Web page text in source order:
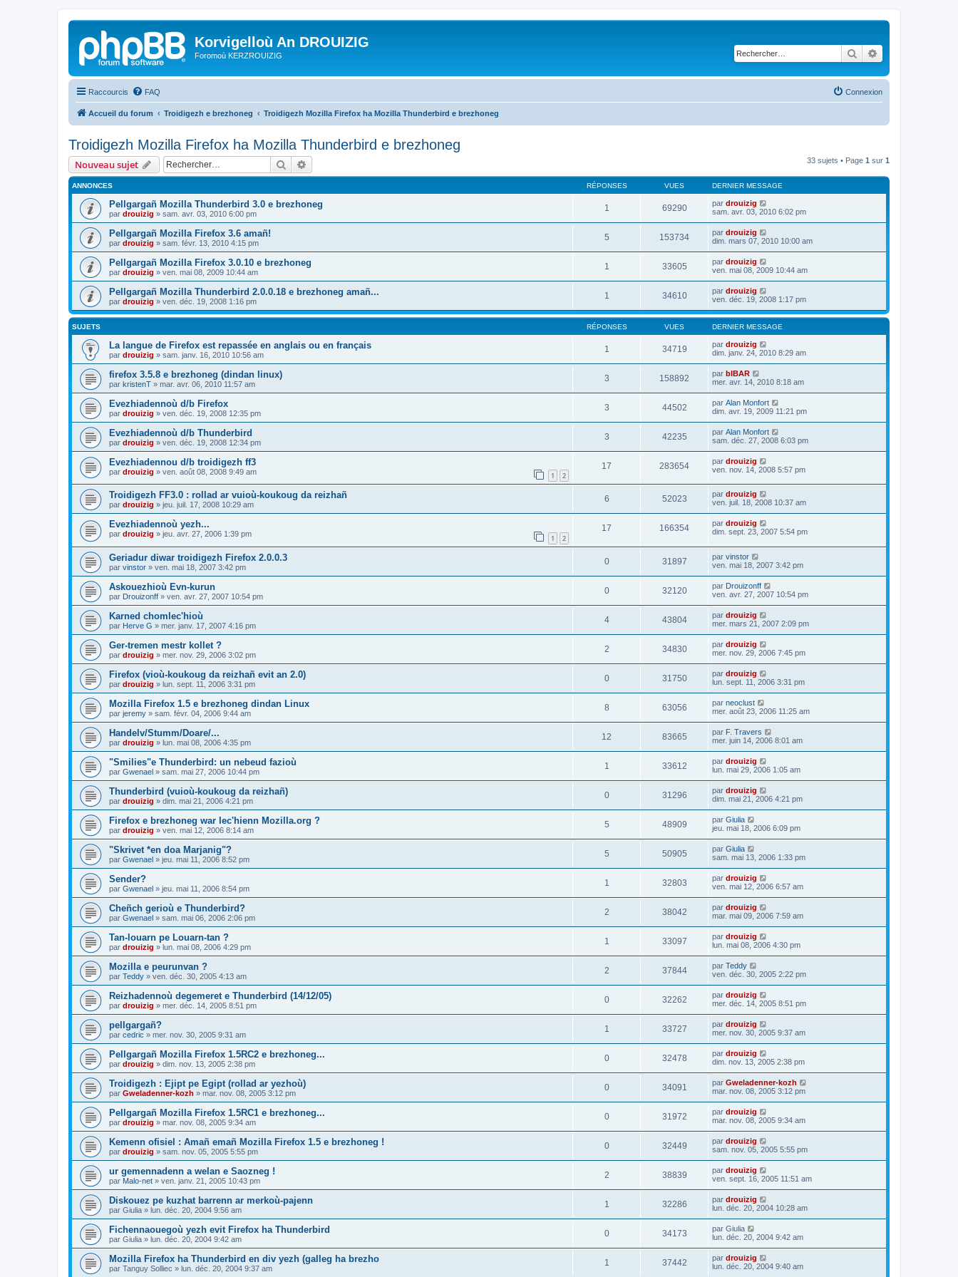
Korvigelloù An DROUIZIG
Foromoù KERZROUIZIG Rechercher
Raccourcis FAQ Connexion
Accueil du forum Troidigezh e brezhoneg Troidigezh Mozilla Firefox ha Mozilla Thunderbird e brezhoneg
Troidigezh Mozilla Firefox ha Mozilla Thunderbird e brezhoneg
Nouveau sujet Rechercher 33 sujets • Page 1 sur 1
ANNONCES RÉPONSES VUES DERNIER MESSAGE
Pellgargañ Mozilla Thunderbird 3.0 e brezhoneg
par drouizig » sam. avr. 03, 2010 6:00 pm
1 69290 par drouizig
sam. avr. 03, 2010 6:02 pm
Pellgargañ Mozilla Firefox 3.6 amañ!
par drouizig » sam. févr. 13, 2010 4:15 pm
5 153734 par drouizig
dim. mars 07, 2010 10:00 am
Pellgargañ Mozilla Firefox 3.0.10 e brezhoneg
par drouizig » ven. mai 08, 2009 10:44 am
1 33605 par drouizig
ven. mai 08, 2009 10:44 am
Pellgargañ Mozilla Thunderbird 2.0.0.18 e brezhoneg amañ...
par drouizig » ven. déc. 19, 2008 1:16 pm
1 34610 par drouizig
ven. déc. 19, 2008 1:17 pm
SUJETS RÉPONSES VUES DERNIER MESSAGE
La langue de Firefox est repassée en anglais ou en français
par drouizig » sam. janv. 16, 2010 10:56 am
1 34719 par drouizig
dim. janv. 24, 2010 8:29 am
firefox 3.5.8 e brezhoneg (dindan linux)
par kristenT » mar. avr. 06, 2010 11:57 am
3 158892 par bIBAR
mer. avr. 14, 2010 8:18 am
Evezhiadennoù d/b Firefox
par drouizig » ven. déc. 19, 2008 12:35 pm
3 44502 par Alan Monfort
dim. avr. 19, 2009 11:21 pm
Evezhiadennoù d/b Thunderbird
par drouizig » ven. déc. 19, 2008 12:34 pm
3 42235 par Alan Monfort
sam. déc. 27, 2008 6:03 pm
Evezhiadennou d/b troidigezh ff3
par drouizig » ven. août 08, 2008 9:49 am 1 2
17 283654 par drouizig
ven. nov. 14, 2008 5:57 pm
Troidigezh FF3.0 : rollad ar vuioù-koukoug da reizhañ
par drouizig » jeu. juil. 17, 2008 10:29 am
6 52023 par drouizig
ven. juil. 18, 2008 10:37 am
Evezhiadennoù yezh...
par drouizig » jeu. avr. 27, 2006 1:39 pm 1 2
17 166354 par drouizig
dim. sept. 23, 2007 5:54 pm
Geriadur diwar troidigezh Firefox 2.0.0.3
par vinstor » ven. mai 18, 2007 3:42 pm
0 31897 par vinstor
ven. mai 18, 2007 3:42 pm
Askouezhioù Evn-kurun
par Drouizonff » ven. avr. 27, 2007 10:54 pm
0 32120 par Drouizonff
ven. avr. 27, 2007 10:54 pm
Karned chomlec'hioù
par Herve G » mer. janv. 17, 2007 4:16 pm
4 43804 par drouizig
mer. mars 21, 2007 2:09 pm
Ger-tremen mestr kollet ?
par drouizig » mer. nov. 29, 2006 3:02 pm
2 34830 par drouizig
mer. nov. 29, 2006 7:45 pm
Firefox (vioù-koukoug da reizhañ evit an 2.0)
par drouizig » lun. sept. 11, 2006 3:31 pm
0 31750 par drouizig
lun. sept. 11, 2006 3:31 pm
Mozilla Firefox 1.5 e brezhoneg dindan Linux
par jeremy » sam. févr. 04, 2006 9:44 am
8 63056 par neoclust
mer. août 23, 2006 11:25 am
Handelv/Stumm/Doare/...
par drouizig » lun. mai 08, 2006 4:35 pm
12 83665 par F. Travers
mer. juin 14, 2006 8:01 am
"Smilies"e Thunderbird: un nebeud fazioù
par Gwenael » sam. mai 27, 2006 10:44 pm
1 33612 par drouizig
lun. mai 29, 2006 1:05 am
Thunderbird (vuioù-koukoug da reizhañ)
par drouizig » dim. mai 21, 2006 4:21 pm
0 31296 par drouizig
dim. mai 21, 2006 4:21 pm
Firefox e brezhoneg war lec'hienn Mozilla.org ?
par drouizig » ven. mai 12, 2006 8:14 am
5 48909 par Giulia
jeu. mai 18, 2006 6:09 pm
"Skrivet *en doa Marjanig"?
par Gwenael » jeu. mai 11, 2006 8:52 pm
5 50905 par Giulia
sam. mai 13, 2006 1:33 pm
Sender?
par Gwenael » jeu. mai 11, 2006 8:54 pm
1 32803 par drouizig
ven. mai 12, 2006 6:57 am
Cheñch gerioù e Thunderbird?
par Gwenael » sam. mai 06, 2006 2:06 pm
2 38042 par drouizig
mar. mai 09, 2006 7:59 am
Tan-louarn pe Louarn-tan ?
par drouizig » lun. mai 08, 2006 4:29 pm
1 33097 par drouizig
lun. mai 08, 2006 4:30 pm
Mozilla e peurunvan ?
par Teddy » ven. déc. 30, 2005 4:13 am
2 37844 par Teddy
ven. déc. 30, 2005 2:22 pm
Reizhadennoù degemeret e Thunderbird (14/12/05)
par drouizig » mer. déc. 14, 2005 8:51 pm
0 32262 par drouizig
mer. déc. 14, 2005 8:51 pm
pellgargañ?
par cedric » mer. nov. 30, 2005 9:31 am
1 33727 par drouizig
mer. nov. 30, 2005 9:37 am
Pellgargañ Mozilla Firefox 1.5RC2 e brezhoneg...
par drouizig » dim. nov. 13, 2005 2:38 pm
0 32478 par drouizig
dim. nov. 13, 2005 2:38 pm
Troidigezh : Ejipt pe Egipt (rollad ar yezhoù)
par Gweladenner-kozh » mar. nov. 08, 2005 3:12 pm
0 34091 par Gweladenner-kozh
mar. nov. 08, 2005 3:12 pm
Pellgargañ Mozilla Firefox 1.5RC1 e brezhoneg...
par drouizig » mar. nov. 08, 2005 9:34 am
0 31972 par drouizig
mar. nov. 08, 2005 9:34 am
Kemenn ofisiel : Amañ emañ Mozilla Firefox 1.5 e brezhoneg !
par drouizig » sam. nov. 05, 2005 5:55 pm
0 32449 par drouizig
sam. nov. 05, 2005 5:55 pm
ur gemennadenn a welan e Saozneg !
par Malo-net » ven. janv. 21, 2005 10:43 pm
2 38839 par drouizig
ven. sept. 16, 2005 11:51 am
Diskouez pe kuzhat barrenn ar merkoù-pajenn
par Giulia » lun. déc. 20, 2004 9:56 am
1 32286 par drouizig
lun. déc. 20, 2004 10:28 am
Fichennaouegoù yezh evit Firefox ha Thunderbird
par Giulia » lun. déc. 20, 2004 9:42 am
0 34173 par Giulia
lun. déc. 20, 2004 9:42 am
Mozilla Firefox ha Thunderbird en div yezh (galleg ha brezho
par Tanguy Solliec » lun. déc. 20, 2004 9:37 am
1 37442 par drouizig
lun. déc. 20, 2004 9:40 am